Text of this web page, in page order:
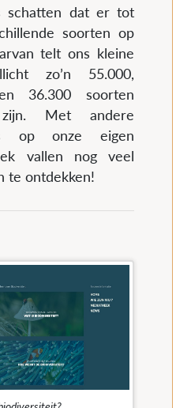
schatten dat er tot
soorten op
telt ons kleine
zo’n 55.000,
36.300 soorten
zijn. Met andere
op onze eigen
vallen nog veel
te ontdekken!